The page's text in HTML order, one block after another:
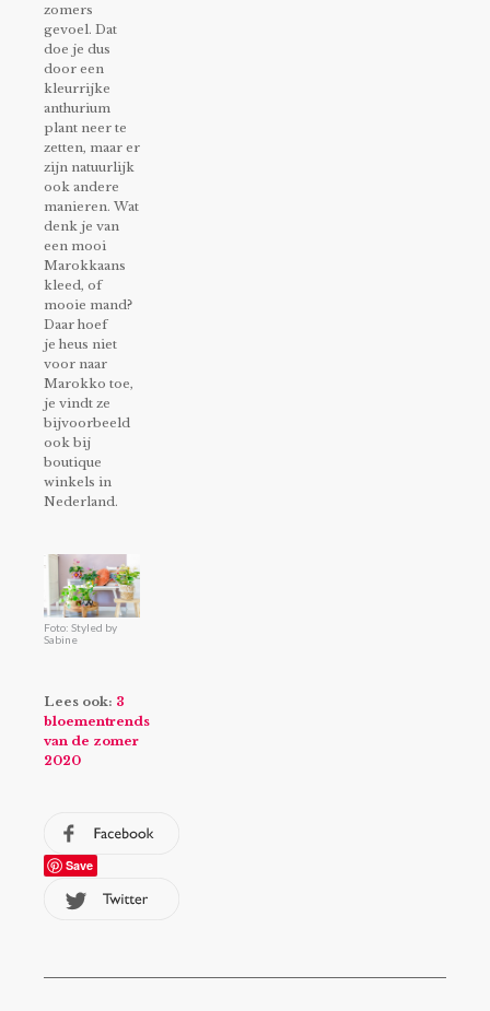
zomers
gevoel. Dat
doe je dus
door een
kleurrijke
anthurium
plant neer te
zetten, maar er
zijn natuurlijk
ook andere
manieren. Wat
denk je van
een mooi
Marokkaans
kleed, of
mooie mand?
Daar hoef
je heus niet
voor naar
Marokko toe,
je vindt ze
bijvoorbeeld
ook bij
boutique
winkels in
Nederland.
Foto: Styled by
Sabine
Lees ook: 3
bloementrends
van de zomer
2020
Save